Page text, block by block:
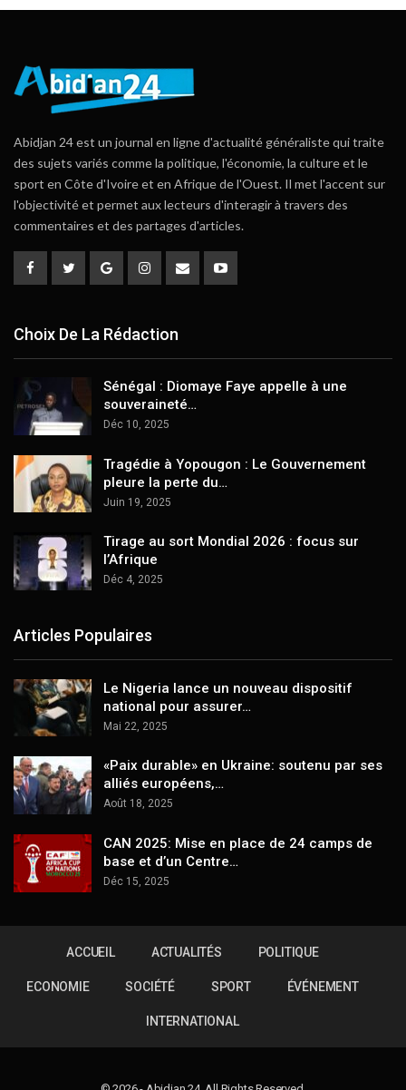
Abidjan 24 est un journal en ligne d'actualité généraliste qui traite
des sujets variés comme la politique, l'économie, la culture et le
sport en Côte d'Ivoire et en Afrique de l'Ouest. Il met l'accent sur
l'objectivité et permet aux lecteurs d'interagir à travers des
commentaires et des partages d'articles.
Choix De La Rédaction
Sénégal : Diomaye Faye appelle à une
souveraineté…
Déc 10, 2025
Tragédie à Yopougon : Le Gouvernement
pleure la perte du…
Juin 19, 2025
Tirage au sort Mondial 2026 : focus sur
l’Afrique
Déc 4, 2025
Articles Populaires
Le Nigeria lance un nouveau dispositif
national pour assurer…
Mai 22, 2025
«Paix durable» en Ukraine: soutenu par ses
alliés européens,…
Août 18, 2025
CAN 2025: Mise en place de 24 camps de
base et d’un Centre…
Déc 15, 2025
ACCUEIL ACTUALITÉS POLITIQUE
ECONOMIE SOCIÉTÉ SPORT ÉVÉNEMENT
INTERNATIONAL